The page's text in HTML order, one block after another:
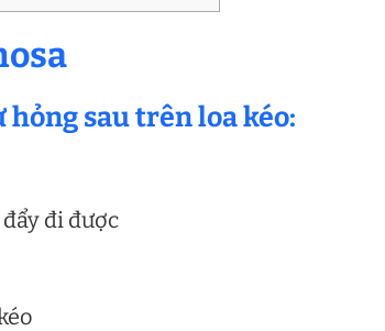
hỏng sau trên loa kéo:
đi được